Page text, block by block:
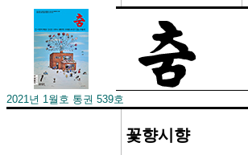
2021년 1월호 통권 539호
꽃향시향